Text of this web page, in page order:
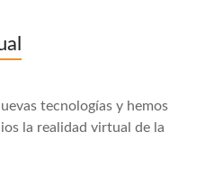
tecnologías y hemos
la realidad virtual de la